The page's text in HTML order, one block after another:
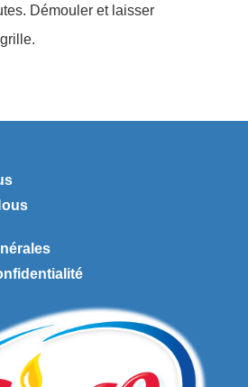
Démouler et laisser